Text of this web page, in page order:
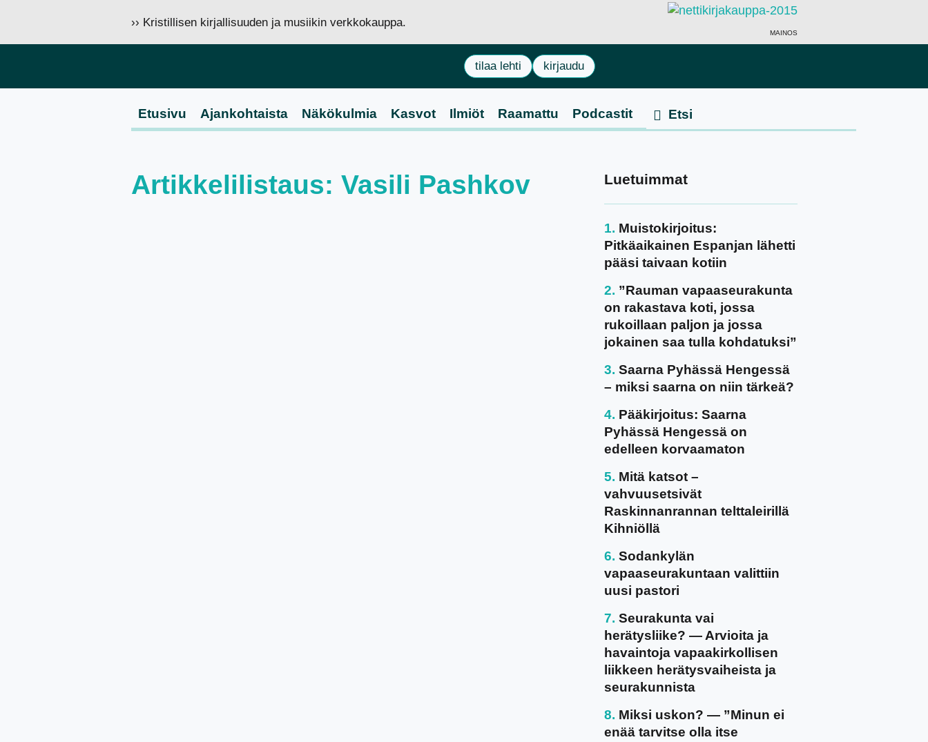
›› Kristillisen kirjallisuuden ja musiikin verkkokauppa.
MAINOS
tilaa lehti kirjaudu
Etusivu Ajankohtaista Näkökulmia Kasvot Ilmiöt Raamattu Podcastit
Artikkelilistaus: Vasili Pashkov Luetuimmat
Muistokirjoitus:
Pitkäaikainen Espanjan lähetti
pääsi taivaan kotiin
”Rauman vapaaseurakunta
on rakastava koti, jossa
rukoillaan paljon ja jossa
jokainen saa tulla kohdatuksi”
Saarna Pyhässä Hengessä
– miksi saarna on niin tärkeä?
Pääkirjoitus: Saarna
Pyhässä Hengessä on
edelleen korvaamaton
Mitä katsot –
vahvuusetsivät
Raskinnanrannan telttaleirillä
Kihniöllä
Sodankylän
vapaaseurakuntaan valittiin
uusi pastori
Seurakunta vai
herätysliike? — Arvioita ja
havaintoja vapaakirkollisen
liikkeen herätysvaiheista ja
seurakunnista
Miksi uskon? — ”Minun ei
enää tarvitse olla itse